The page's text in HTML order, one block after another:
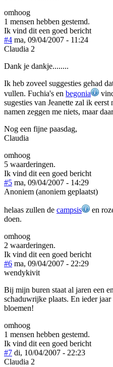
omhoog
1 mensen hebben gestemd.
Ik vind dit een goed bericht
#4 ma, 09/04/2007 - 11:24
Claudia 2
Dank je dankje........
Ik heb zoveel suggesties gehad
vullen. Fuchia's en begonia
sugesties van Jeanette zal ik
namen zeggen me niets, maar
Nog een fijne paasdag,
Claudia
omhoog
5 waarderingen.
Ik vind dit een goed bericht
#5 ma, 09/04/2007 - 14:29
Anoniem (anoniem geplaatst)
helaas zullen de campsis
en
doen.
omhoog
2 waarderingen.
Ik vind dit een goed bericht
#6 ma, 09/04/2007 - 22:29
wendykivit
Bij mijn buren staat al jaren een
schaduwrijke plaats. En ieder
bloemen!
omhoog
1 mensen hebben gestemd.
Ik vind dit een goed bericht
#7 di, 10/04/2007 - 22:23
Claudia 2